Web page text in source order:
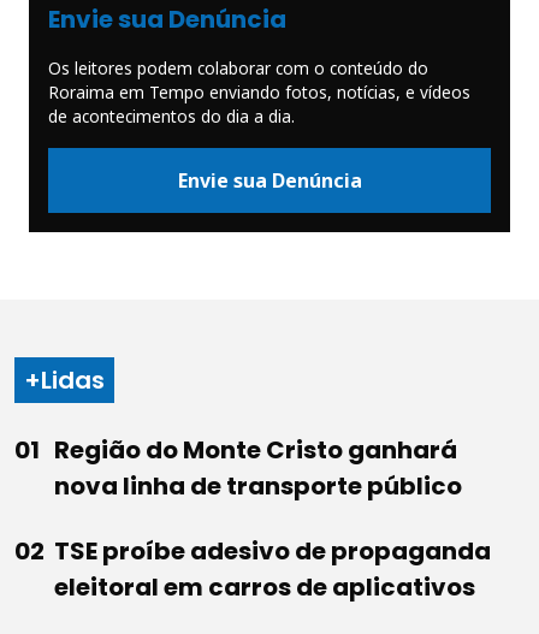
Envie sua Denúncia
Os leitores podem colaborar com o conteúdo do
Roraima em Tempo enviando fotos, notícias, e vídeos
de acontecimentos do dia a dia.
Envie sua Denúncia
+Lidas
Região do Monte Cristo ganhará
nova linha de transporte público
TSE proíbe adesivo de propaganda
eleitoral em carros de aplicativos